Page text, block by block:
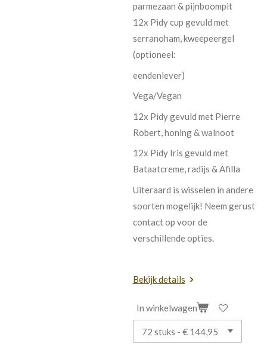
parmezaan & pijnboompit
12x Pidy cup gevuld met
serranoham, kweepeergel
(optioneel:
eendenlever)
Vega/Vegan
12x Pidy gevuld met Pierre
Robert, honing & walnoot
12x Pidy Iris gevuld met
Bataatcreme, radijs & Afilla
Uiteraard is wisselen in andere
soorten mogelijk! Neem gerust
contact op voor de
verschillende opties.
Bekijk details
In winkelwagen